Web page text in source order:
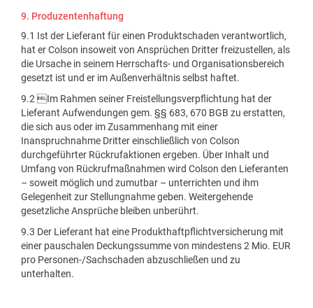
9. Produzentenhaftung
9.1 Ist der Lieferant für einen Produktschaden verantwortlich,
hat er Colson insoweit von Ansprüchen Dritter freizustellen, als
die Ursache in seinem Herrschafts- und Organisationsbereich
gesetzt ist und er im Außenverhältnis selbst haftet.
9.2 Im Rahmen seiner Freistellungsverpflichtung hat der
Lieferant Aufwendungen gem. §§ 683, 670 BGB zu erstatten,
die sich aus oder im Zusammenhang mit einer
Inanspruchnahme Dritter einschließlich von Colson
durchgeführter Rückrufaktionen ergeben. Über Inhalt und
Umfang von Rückrufmaßnahmen wird Colson den Lieferanten
– soweit möglich und zumutbar – unterrichten und ihm
Gelegenheit zur Stellungnahme geben. Weitergehende
gesetzliche Ansprüche bleiben unberührt.
9.3 Der Lieferant hat eine Produkthaftpflichtversicherung mit
einer pauschalen Deckungssumme von mindestens 2 Mio. EUR
pro Personen-/Sachschaden abzuschließen und zu
unterhalten.